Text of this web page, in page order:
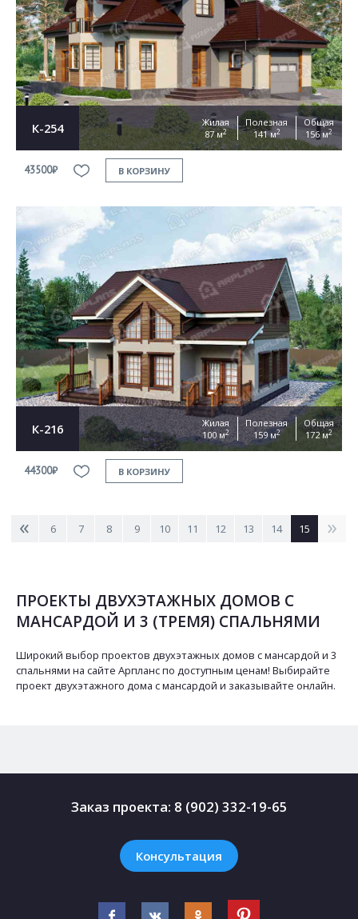
К-254
Жилая
87 м2
Полезная
141 м2
Общая
156 м2
43500₽ В КОРЗИНУ
К-216
Жилая
100 м2
Полезная
159 м2
Общая
172 м2
44300₽ В КОРЗИНУ
< 6 7 8 9 10 11 12 13 14 15 >
ПРОЕКТЫ ДВУХЭТАЖНЫХ ДОМОВ С
МАНСАРДОЙ И 3 (ТРЕМЯ) СПАЛЬНЯМИ
Широкий выбор проектов двухэтажных домов с мансардой и 3
спальнями на сайте Арпланс по доступным ценам! Выбирайте
проект двухэтажного дома с мансардой и заказывайте онлайн.
Заказ проекта: 8 (902) 332-19-65
Консультация